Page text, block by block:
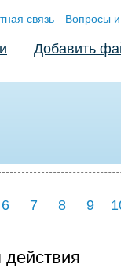
связь Вопросы
Добавить
6 7 8 9